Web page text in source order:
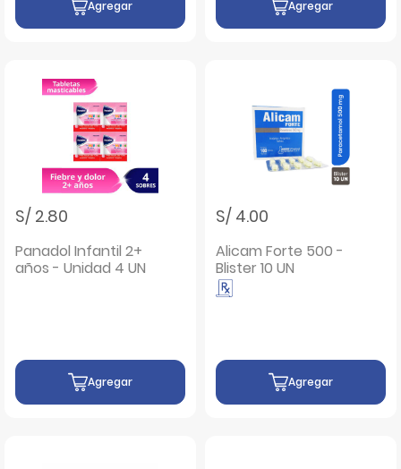
Agregar Agregar
S/ 2.80
Panadol Infantil 2+
años - Unidad 4 UN
Agregar
S/ 4.00
Alicam Forte 500 -
Blister 10 UN
Agregar